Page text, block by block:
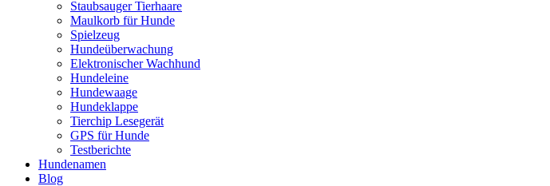
Staubsauger Tierhaare
Maulkorb für Hunde
Spielzeug
Hundeüberwachung
Elektronischer Wachhund
Hundeleine
Hundewaage
Hundeklappe
Tierchip Lesegerät
GPS für Hunde
Testberichte
Hundenamen
Blog